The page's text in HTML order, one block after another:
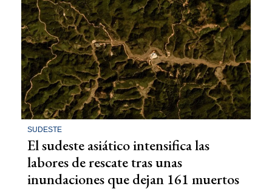
SUDESTE
El sudeste asiático intensifica las
labores de rescate tras unas
inundaciones que dejan 161 muertos